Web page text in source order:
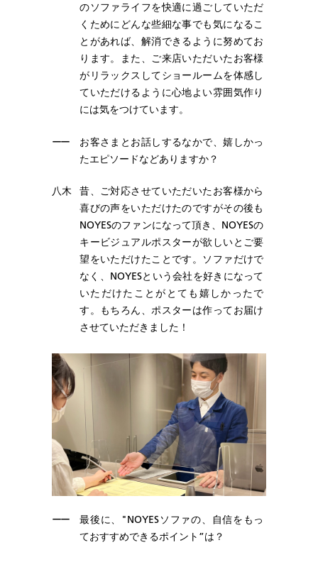
のソファライフを快適に過ごしていただ
くためにどんな些細な事でも気になるこ
とがあれば、解消できるように努めてお
ります。また、ご来店いただいたお客様
がリラックスしてショールームを体感し
ていただけるように心地よい雰囲気作り
には気をつけています。
ーー
お客さまとお話しするなかで、嬉しかっ
たエピソードなどありますか？
八木
昔、ご対応させていただいたお客様から
喜びの声をいただけたのですがその後も
NOYESのファンになって頂き、NOYESの
キービジュアルポスターが欲しいとご要
望をいただけたことです。ソファだけで
なく、NOYESという会社を好きになって
いただけたことがとても嬉しかったで
す。もちろん、ポスターは作ってお届け
させていただきました！
ーー
最後に、"NOYESソファの、自信をもっ
ておすすめできるポイント”は？